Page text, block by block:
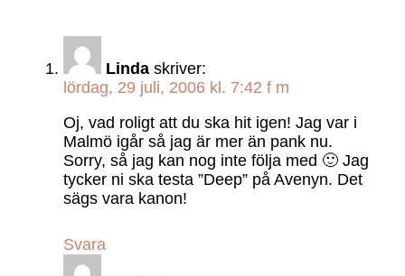
Linda skriver:
lördag, 29 juli, 2006 kl. 7:42 f m
Oj, vad roligt att du ska hit igen! Jag var i
Malmö igår så jag är mer än pank nu.
Sorry, så jag kan nog inte följa med 🙂 Jag
tycker ni ska testa ”Deep” på Avenyn. Det
sägs vara kanon!
Svara